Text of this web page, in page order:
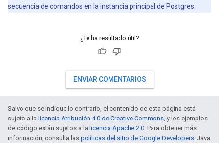
secuencia de comandos en la instancia principal de Postgres.
¿Te ha resultado útil?
ENVIAR COMENTARIOS
Salvo que se indique lo contrario, el contenido de esta página está
sujeto a la licencia Atribución 4.0 de Creative Commons, y los ejemplos
de código están sujetos a la licencia Apache 2.0. Para obtener más
información, consulta las políticas del sitio de Google Developers. Java